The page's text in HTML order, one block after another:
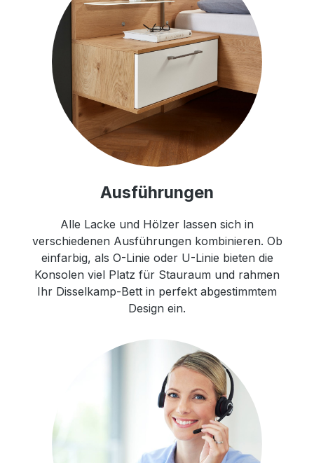
Ausführungen
Alle Lacke und Hölzer lassen sich in
verschiedenen Ausführungen kombinieren. Ob
einfarbig, als O-Linie oder U-Linie bieten die
Konsolen viel Platz für Stauraum und rahmen
Ihr Disselkamp-Bett in perfekt abgestimmtem
Design ein.